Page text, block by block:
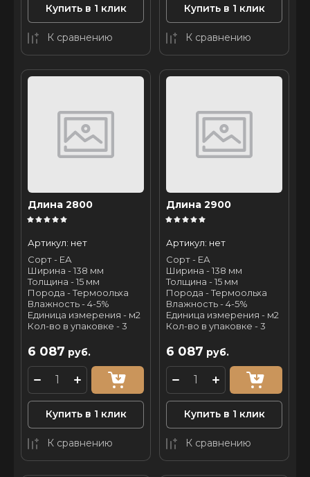
Купить в 1 клик
К сравнению
Купить в 1 клик
К сравнению
Длина 2800
Артикул: нет
Сорт - ЕА
Ширина - 138 мм
Толщина - 15 мм
Порода - Термоольха
Влажность - 4-5%
Единица измерения - м2
Кол-во в упаковке - 3
6 087 руб.
Купить в 1 клик
К сравнению
Длина 2900
Артикул: нет
Сорт - ЕА
Ширина - 138 мм
Толщина - 15 мм
Порода - Термоольха
Влажность - 4-5%
Единица измерения - м2
Кол-во в упаковке - 3
6 087 руб.
Купить в 1 клик
К сравнению